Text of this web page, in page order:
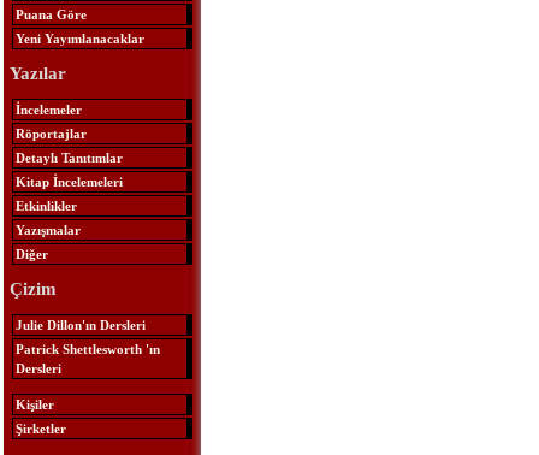
Puana Göre
Yeni Yayımlanacaklar
Yazılar
İncelemeler
Röportajlar
Detaylı Tanıtımlar
Kitap İncelemeleri
Etkinlikler
Yazışmalar
Diğer
Çizim
Julie Dillon'ın Dersleri
Patrick Shettlesworth 'ın
Dersleri
Kişiler
Şirketler